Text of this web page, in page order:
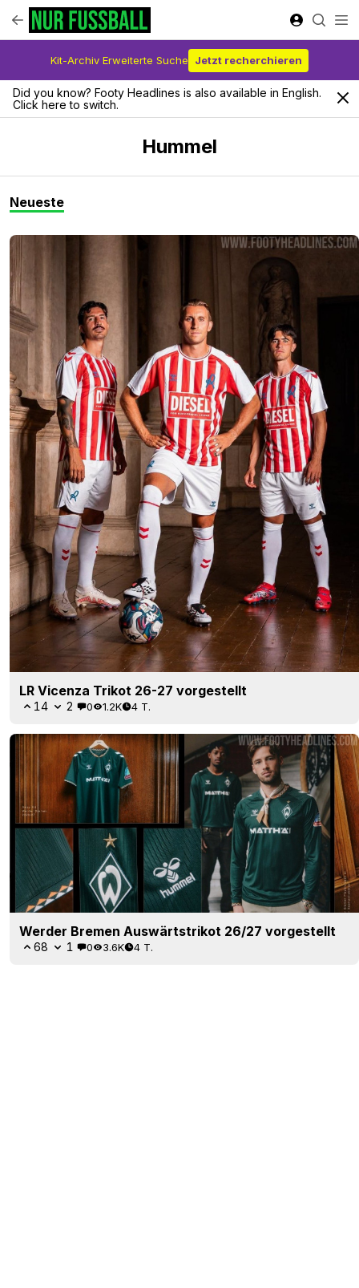
Kit-Archiv Erweiterte Suche Jetzt recherchieren
Did you know? Footy Headlines is also available in English.
Click here to switch.
Hummel
Neueste
LR Vicenza Trikot 26-27 vorgestellt
14 2 0 1.2K 4 T.
Werder Bremen Auswärtstrikot 26/27 vorgestellt
68 1 0 3.6K 4 T.